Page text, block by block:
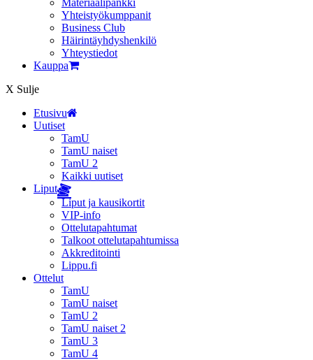
Materiaalipankki
Yhteistyö­kumppanit
Business Club
Häirintä­yhdyshenkilö
Yhteystiedot
Kauppa
X Sulje
Etusivu
Uutiset
TamU
TamU naiset
TamU 2
Kaikki uutiset
Liput
Liput ja kausikortit
VIP-info
Ottelutapahtumat
Talkoot ottelutapahtumissa
Akkreditointi
Lippu.fi
Ottelut
TamU
TamU naiset
TamU 2
TamU naiset 2
TamU 3
TamU 4